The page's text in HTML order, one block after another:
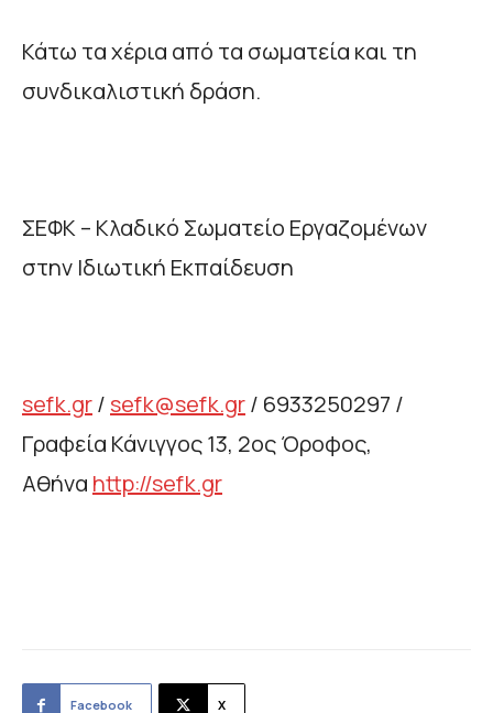
Κάτω τα χέρια από τα σωματεία και τη
συνδικαλιστική δράση.
ΣΕΦΚ – Κλαδικό Σωματείο Εργαζομένων
στην Ιδιωτική Εκπαίδευση
sefk.gr/sefk@sefk.gr/ 6933250297 /
Γραφεία Κάνιγγος 13, 2ος Όροφος,
Αθήνα http://sefk.gr
Facebook X